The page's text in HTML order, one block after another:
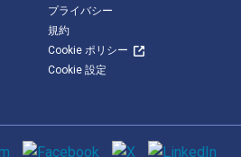
プライバシー
規約
Cookie ポリシー
Cookie 設定